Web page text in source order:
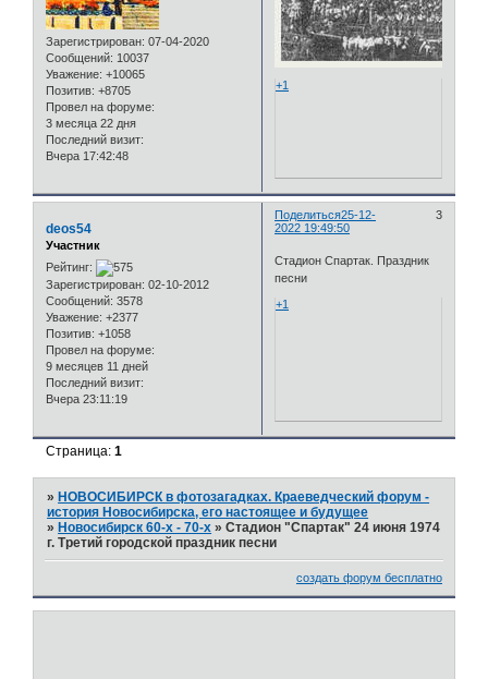
Зарегистрирован: 07-04-2020
Сообщений: 10037
Уважение: +10065
Позитив: +8705
Провел на форуме:
3 месяца 22 дня
Последний визит:
Вчера 17:42:48
+1
Поделиться 3
25-12-
2022 19:49:50
deos54
Участник
Рейтинг:
Зарегистрирован: 02-10-2012
Сообщений: 3578
Уважение: +2377
Позитив: +1058
Провел на форуме:
9 месяцев 11 дней
Последний визит:
Вчера 23:11:19
Стадион Спартак. Праздник
песни
+1
Страница:1
» НОВОСИБИРСК в фотозагадках. Краеведческий форум -
история Новосибирска, его настоящее и будущее
» Новосибирск 60-х - 70-х »Стадион "Спартак" 24 июня 1974
г. Третий городской праздник песни
создать форум бесплатно